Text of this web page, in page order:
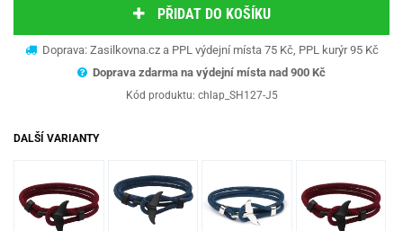
PŘIDAT DO KOŠÍKU
Doprava: Zasilkovna.cz a PPL výdejní místa 75 Kč, PPL kurýr 95 Kč
Doprava zdarma na výdejní místa nad 900 Kč
Kód produktu: chlap_SH127-J5
DALŠÍ VARIANTY